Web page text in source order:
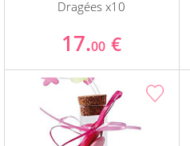
Dragées x10
17.00 €